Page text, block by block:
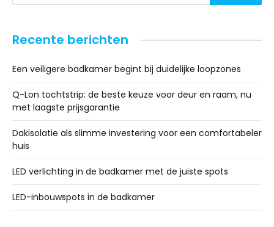
Recente berichten
Een veiligere badkamer begint bij duidelijke loopzones
Q-Lon tochtstrip: de beste keuze voor deur en raam, nu
met laagste prijsgarantie
Dakisolatie als slimme investering voor een comfortabeler
huis
LED verlichting in de badkamer met de juiste spots
LED-inbouwspots in de badkamer